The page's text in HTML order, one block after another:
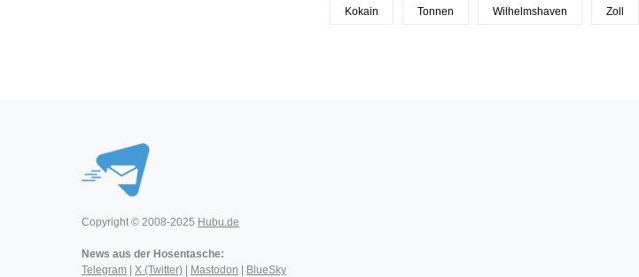
Kokain Tonnen Wilhelmshaven Zoll
Copyright © 2008-2025 Hubu.de
News aus der Hosentasche:
Telegram
X (Twitter) Mastodon BlueSky